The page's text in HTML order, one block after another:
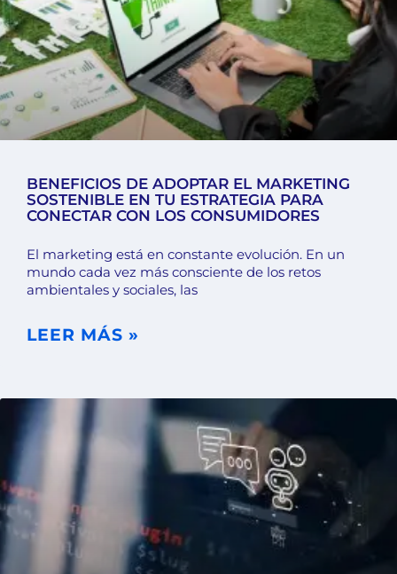
BENEFICIOS DE ADOPTAR EL MARKETING
SOSTENIBLE EN TU ESTRATEGIA PARA
CONECTAR CON LOS CONSUMIDORES
El marketing está en constante evolución. En un
mundo cada vez más consciente de los retos
ambientales y sociales, las
LEER MÁS »